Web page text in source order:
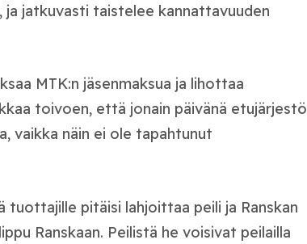
ja jatkuvasti taistelee kannattavuuden
MTK:n jäsenmaksua ja lihottaa
toivoen, että jonain päivänä etujärjestö
vaikka näin ei ole tapahtunut
tuottajille pitäisi lahjoittaa peili ja Ranskan
Ranskaan. Peilistä he voisivat peilailla